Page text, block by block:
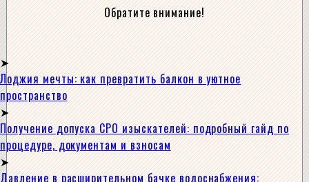
Обратите внимание!
Лоджия мечты: как превратить балкон в уютное
пространство
Получение допуска СРО изыскателей: подробный гайд по
процедуре, документам и взносам
Давление в расширительном бачке водоснабжения: